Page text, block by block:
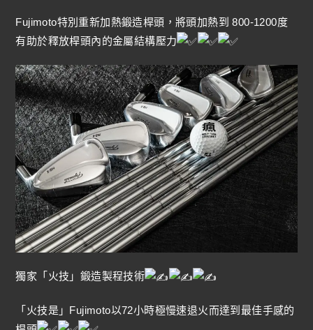
Fujimoto特別重新加熱鍛造桿頭，將頭加熱到 800-1200度
有助於釋放桿頭內的金屬結構壓力
獨家「火技」鍛造製程技術
「火技是」Fujimoto以72小時極慢速退火而達到最佳手感的